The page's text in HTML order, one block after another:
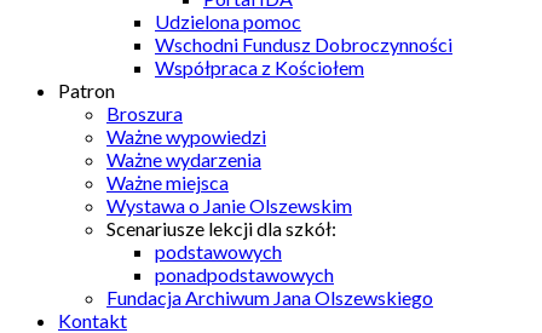
Udzielona pomoc
Wschodni Fundusz Dobroczynności
Współpraca z Kościołem
Patron
Broszura
Ważne wypowiedzi
Ważne wydarzenia
Ważne miejsca
Wystawa o Janie Olszewskim
Scenariusze lekcji dla szkół:
podstawowych
ponadpodstawowych
Fundacja Archiwum Jana Olszewskiego
Kontakt